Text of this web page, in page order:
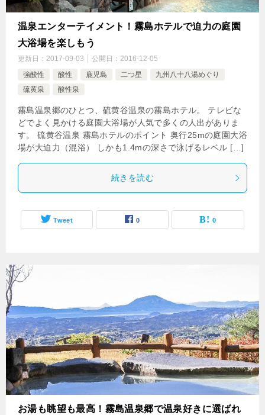
温泉エンターテイメント！霧島ホテルで迫力の庭園
大浴場を楽しもう
更新日： 2017-09-03 公開日： 2016-12-05
強酸性
酸性 鹿児島 二つ星
九州八十八湯めぐり
硫黄泉
酸性泉
霧島温泉郷のひとつ、硫黄谷温泉の霧島ホテル。 テレビな
どでよく見かける庭園大浴場が人気で多くの人出がありま
す。 硫黄谷温泉 霧島ホテルのポイント 奥行25mの庭園大浴
場が大迫力（混浴） しかも1.4mの深さで泳げるレベル […]
続きを読む
Tweet 0 0
お湯も眺望も最高！霧島温泉郷で温泉好きに選ばれ